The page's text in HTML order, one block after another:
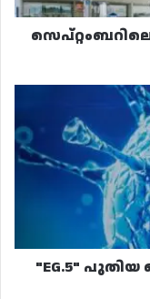
പുതിയ
കൊവിഡ്
വകഭേദം
ഖത്തറിലും
"EG.5"